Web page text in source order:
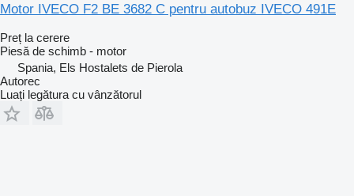
Motor IVECO F2 BE 3682 C pentru autobuz IVECO 491E
Preț la cerere
Piesă de schimb - motor
Spania, Els Hostalets de Pierola
Autorec
Luați legătura cu vânzătorul